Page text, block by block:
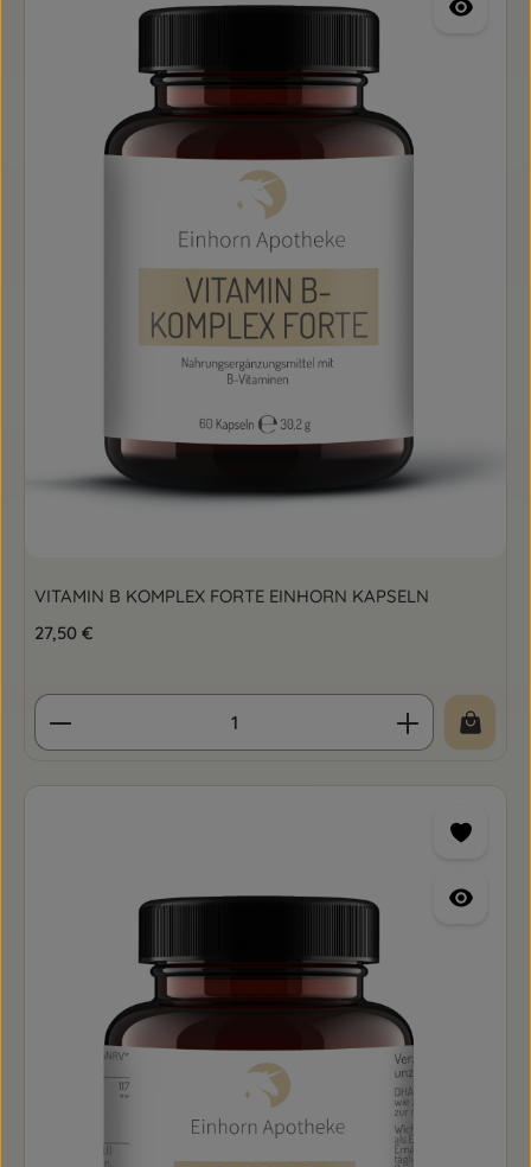
VITAMIN B KOMPLEX FORTE EINHORN KAPSELN
Regulärer Preis:
27,50 €
Produkt Anzahl: Gib den gewünschten Wert